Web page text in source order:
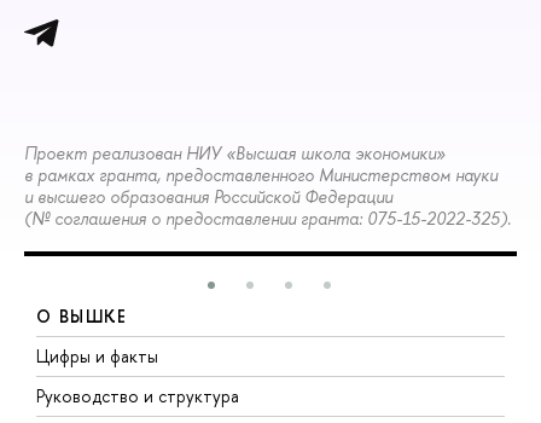
Проект реализован НИУ «Высшая школа экономики»
в рамках гранта, предоставленного Министерством науки
и высшего образования Российской Федерации
(№ соглашения о предоставлении гранта: 075-15-2022-325).
О ВЫШКЕ
Цифры и факты
Руководство и структура